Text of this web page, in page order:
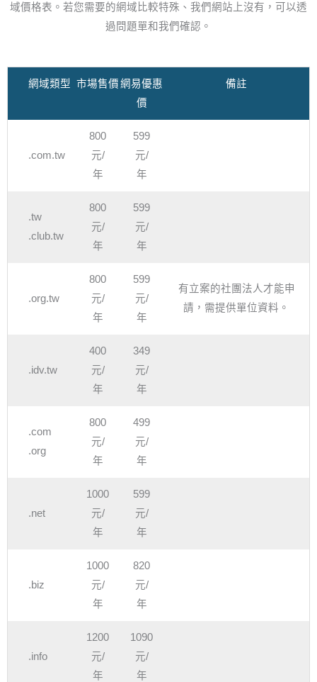
域價格表。若您需要的網域比較特殊、我們網站上沒有，可以透
過問題單和我們確認。
網域類型 市場售價網易優惠
價
備註
.com.tw
800
元/
年
599
元/
年
.tw
.club.tw
800
元/
年
599
元/
年
.org.tw
800
元/
年
599
元/
年
有立案的社團法人才能申
請，需提供單位資料。
.idv.tw
400
元/
年
349
元/
年
.com
.org
800
元/
年
499
元/
年
.net
1000
元/
年
599
元/
年
.biz
1000
元/
年
820
元/
年
.info
1200
元/
年
1090
元/
年